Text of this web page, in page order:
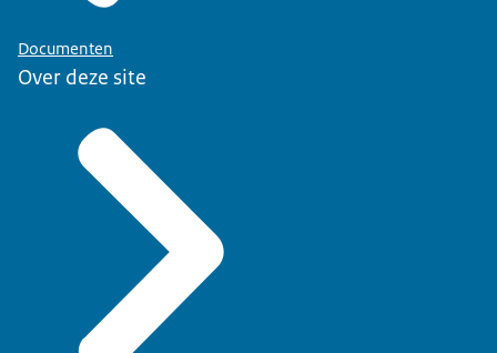
Documenten
Over deze site